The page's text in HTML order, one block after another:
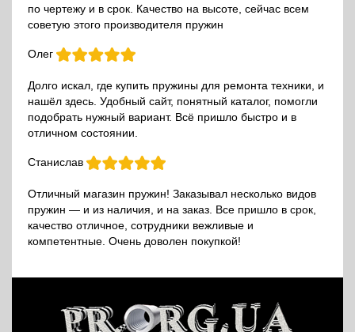
по чертежу и в срок. Качество на высоте, сейчас всем
советую этого производителя пружин
Олег
Долго искал, где купить пружины для ремонта техники, и
нашёл здесь. Удобный сайт, понятный каталог, помогли
подобрать нужный вариант. Всё пришло быстро и в
отличном состоянии.
Станислав
Отличный магазин пружин! Заказывал несколько видов
пружин — и из наличия, и на заказ. Все пришло в срок,
качество отличное, сотрудники вежливые и
компетентные. Очень доволен покупкой!